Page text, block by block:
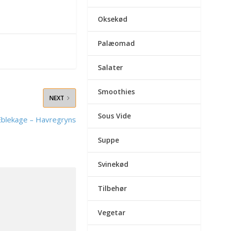
NEXT
– Havregryns
Oksekød
Palæomad
Salater
Smoothies
Sous Vide
Suppe
Svinekød
Tilbehør
Vegetar